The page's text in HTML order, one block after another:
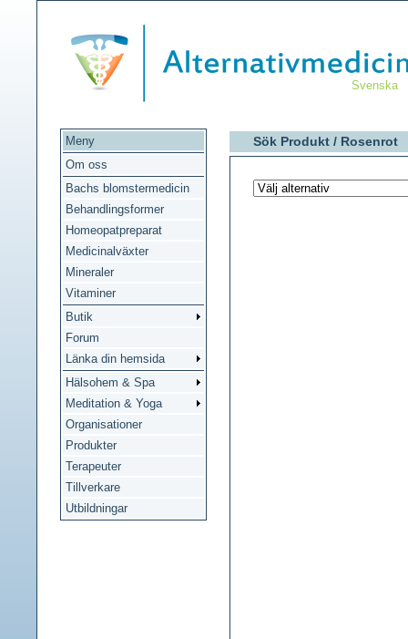
Svenska
Meny
Om oss
Bachs blomstermedicin
Behandlingsformer
Homeopatpreparat
Medicinalväxter
Mineraler
Vitaminer
Butik
Forum
Länka din hemsida
Hälsohem & Spa
Meditation & Yoga
Organisationer
Produkter
Terapeuter
Tillverkare
Utbildningar
Sök Produkt / Rosenrot